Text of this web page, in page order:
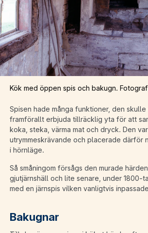
Kök med öppen spis och bakugn.
Spisen hade många funktioner, den skulle
framförallt erbjuda tillräcklig yta för att
koka, steka, värma mat och dryck. Den
utrymmeskrävande och placerade därför
i hörnläge.
Så småningom försågs den murade
gjutjärnshäll och lite senare, under 1800-
med en järnspis vilken vanligtvis
Bakugnar